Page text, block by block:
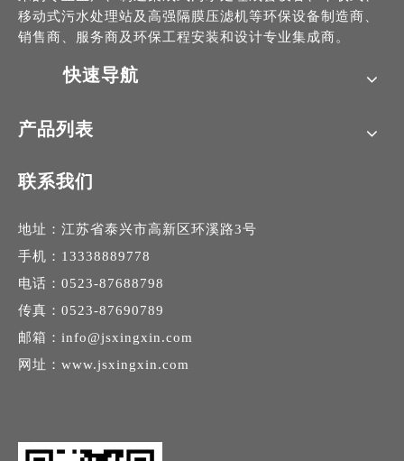
移动式污水处理站及高强隔膜压滤机等环保设备制造商、
销售商、服务商及环保工程安装和设计专业集成商。
快速导航
产品列表
联系我们
地址：江苏省泰兴市高新区环溪路3号
手机：13338889778
电话：0523-87688798
传真：0523-87690789
邮箱： info@jsxingxin.com
网址： www.jsxingxin.com